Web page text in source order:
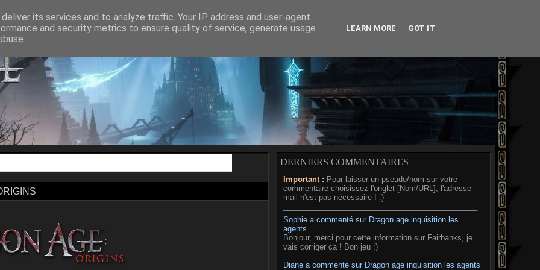
AGE II DRAGON AGE INQUISITION DRAGON AGE THE VEILGUARD MÉDIAS
DERNIERS COMMENTAIRES
Important : Pour laisser un pseudo/nom sur votre
commentaire choisissez l'onglet [Nom/URL], l'adresse
mail n'est pas nécessaire ! :)
Sophie a commenté sur Dragon age inquisition les
agents
Bonjour, merci pour cette information sur Fairbanks, je
vais corriger ça ! Bon jeu :)
Diane a commenté sur Dragon age inquisition les agents
its services and to analyze traffic. Your IP address and user-agent
and security metrics to ensure quality of service, generate usage
LEARN MORE GOT IT